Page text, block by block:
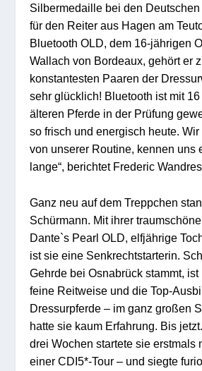
Silbermedaille bei den
für den Reiter aus Hagen am
Bluetooth OLD, dem 16-jährigen
Wallach von Bordeaux, gehört er
konstantesten Paaren der
sehr glücklich! Bluetooth ist mit
älteren Pferde in der Prüfung
so frisch und energisch heute.
von unserer Routine, kennen uns
lange“, berichtet Frederic
Ganz neu auf dem Treppchen
Schürmann. Mit ihrer
Dante`s Pearl OLD, elfjährige
ist sie eine Senkrechtstarterin.
Gehrde bei Osnabrück stammt,
feine Reitweise und die Top-
Dressurpferde – im ganz großen
hatte sie kaum Erfahrung. Bis
drei Wochen startete sie erstmals
einer CDI5*-Tour – und siegte